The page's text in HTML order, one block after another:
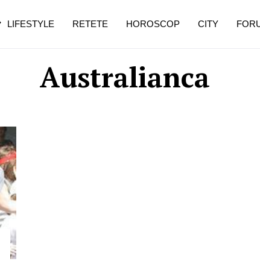
Australianca
LIFESTYLE RETETE HOROSCOP CITY
pe măsură ce înaintezi în vârstă